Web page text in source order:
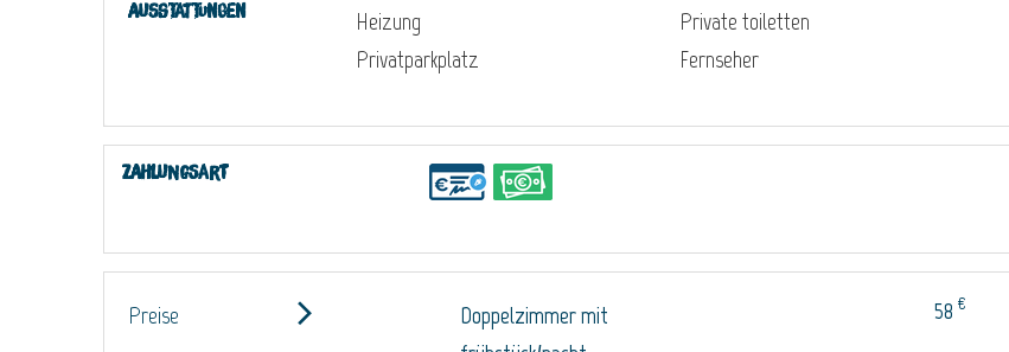
Ausstattungen
Heizung
Privatparkplatz
Private toiletten
Fernseher
Zahlungsart
Preise
Doppelzimmer mit
58 €